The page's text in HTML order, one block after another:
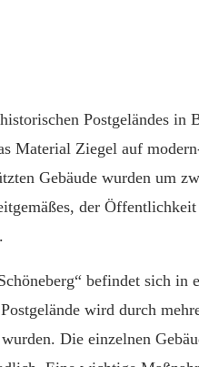
Postgeländes
Material Ziegel auf
Gebäude wurden um
der
befindet sich in
wird durch
Die einzelnen